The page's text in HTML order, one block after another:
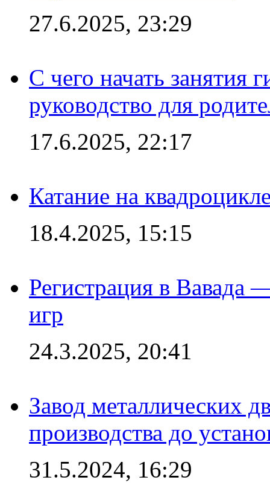
27.6.2025, 23:29
С чего начать занятия
руководство для
17.6.2025, 22:17
Катание на
18.4.2025, 15:15
Регистрация в Вавада
игр
24.3.2025, 20:41
Завод металлических
производства до
31.5.2024, 16:29